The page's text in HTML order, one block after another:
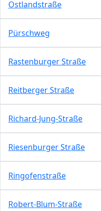
Ostlandstraße
Pürschweg
Rastenburger Straße
Reitberger Straße
Richard-Jung-Straße
Riesenburger Straße
Ringofenstraße
Robert-Blum-Straße